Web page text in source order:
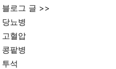
해
검
색
하
기...
비
게
이
션
메
뉴
블로그 글 >>
당뇨병
고혈압
콩팥병
투석